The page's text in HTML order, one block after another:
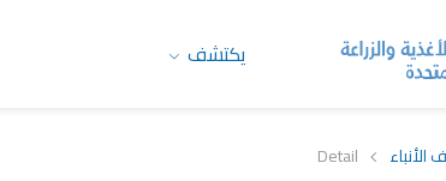
يكتشف
الأنباء Detail